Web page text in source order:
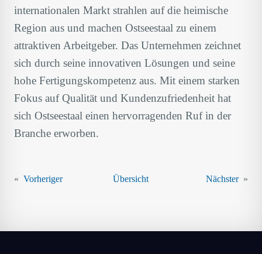
internationalen Markt strahlen auf die heimische
Region aus und machen Ostseestaal zu einem
attraktiven Arbeitgeber. Das Unternehmen zeichnet
sich durch seine innovativen Lösungen und seine
hohe Fertigungskompetenz aus. Mit einem starken
Fokus auf Qualität und Kundenzufriedenheit hat
sich Ostseestaal einen hervorragenden Ruf in der
Branche erworben.
« Vorheriger Übersicht Nächster »